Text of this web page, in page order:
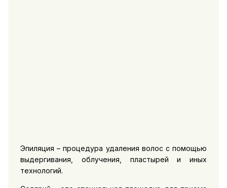
Эпиляция – процедура удаления волос с помощью
выдергивания, облучения, пластырей и иных
технологий.